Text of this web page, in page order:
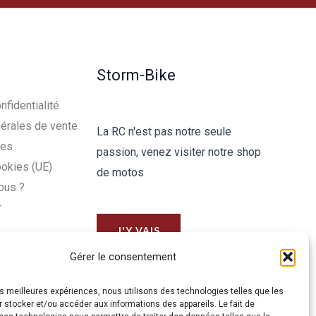
Gérer le consentement
meilleures expériences, nous utilisons des technologies telles que les
stocker et/ou accéder aux informations des appareils. Le fait de
de vente
(UE)
?
Storm-Bike
La RC n'est pas notre seule
passion, venez visiter notre shop
de motos
J'Y VAIS